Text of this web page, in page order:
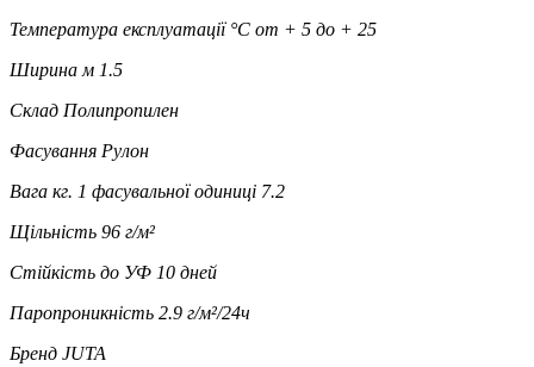
Температура експлуатації °C от + 5 до + 25
Ширина м 1.5
Склад Полипропилен
Фасування Рулон
Вага кг. 1 фасувальної одиниці 7.2
Щільність 96 г/м²
Стійкість до УФ 10 дней
Паропроникність 2.9 г/м²/24ч
Бренд JUTA